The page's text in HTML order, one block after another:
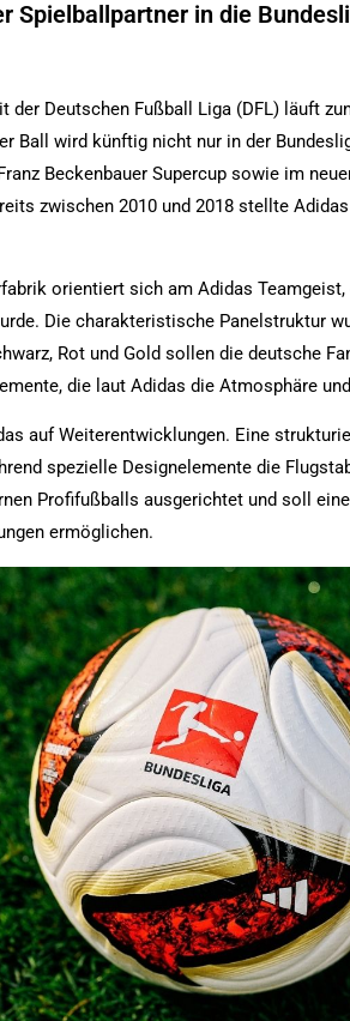
Spielballpartner in die
der Deutschen Fußball Liga (DFL) läuft
Ball wird künftig nicht nur in der
Beckenbauer Supercup sowie im
zwischen 2010 und 2018 stellte
orientiert sich am Adidas
Die charakteristische Panelstruktur
Rot und Gold sollen die deutsche
die laut Adidas die Atmosphäre
auf Weiterentwicklungen. Eine
spezielle Designelemente die
Profifußballs ausgerichtet und soll
ermöglichen.